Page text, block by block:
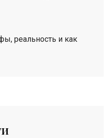
реальность и как